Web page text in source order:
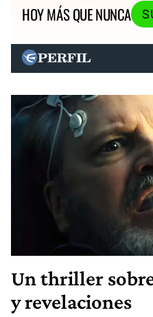
HOY MÁS QUE NUNCA
Un thriller
y revelaciones